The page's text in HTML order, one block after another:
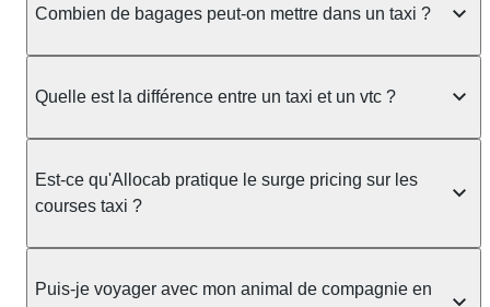
Combien de bagages peut-on mettre dans un taxi ?
taxi berline accueille en général jusqu'à 3 bagages
ou nombreux, précisez-le dans le champ "Message
au chauffeur" lors de la réservation. Le prix n'est
pas impacté par le nombre de bagages.
Quelle est la différence entre un taxi et un vtc ?
prendre en charge directement dans la rue, à une
station ou sur réservation, avec un tarif au
réservation et propose un prix fixe annoncé à
l'avance. Chez Allocab, réservez facilement votre
Est-ce qu'Allocab pratique le surge pricing sur les
courses taxi ?
réglementation préfectorale et suit un barème
Puis-je voyager avec mon animal de compagnie en